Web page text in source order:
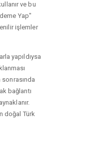
ve bu
Yap"
işlemler
yapıldıysa
bağlantı
doğal Türk